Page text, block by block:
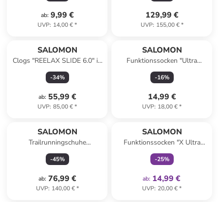
ab: 9,99 €
UVP: 14,00 €*
129,99 €
UVP: 155,00 €*
SALOMON
Clogs "REELAX SLIDE 6.0" in
Schwarz
-34%
ab: 55,99 €
UVP: 85,00 €*
SALOMON
Funktionssocken "Ultra
quarter" in Grau
-16%
14,99 €
UVP: 18,00 €*
SALOMON
Trailrunningschuhe
"ALPHARIDE 2 GORE-TEX" in
Anthrazit
-45%
ab: 76,99 €
UVP: 140,00 €*
SALOMON
Funktionssocken "X Ultra
Crew" in Anthrazit/ Grau
-25%
ab: 14,99 €
UVP: 20,00 €*